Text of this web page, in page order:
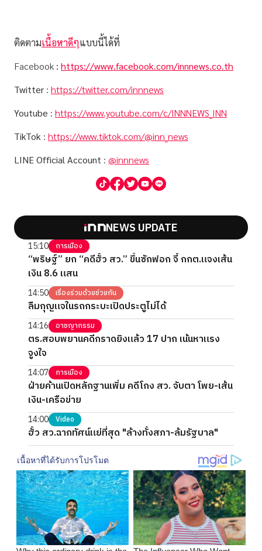
ติดตามเนื้อหาดีๆแบบนี้ได้ที่
Facebook : https://www.facebook.com/innnews.co.th
Twitter : https://twitter.com/innnews
Youtube : https://www.youtube.com/c/INNNEWS_INN
TikTok : https://www.tiktok.com/@inn_news
LINE Official Account : @innnews
NEWS UPDATE
15:10 การเมือง
“พริษฐ์” ยก “คดีฮั้ว สว.” ขึ้นซักฟอก จี้ กกต.แจงเส้น
เงิน 8.6 แสน
14:50 เรื่องร่วมด้วยช่วยกัน
ลืมกุญแจในรถกระบะเปิดประตูไม่ได้
14:16 อาชญากรรม
ตร.สอบพยานคดีกราดยิงแล้ว 17 ปาก เน้นหาแรง
จูงใจ
14:07 การเมือง
ฝ่ายค้านเปิดหลักฐานเพิ่ม คดีโกง สว. จับตา โพย-เส้น
เงิน-เครือข่าย
14:00 Video
ฮั้ว สว.ฉากทัศน์แย่ที่สุด "ล้างทั้งสภา-ล้มรัฐบาล"